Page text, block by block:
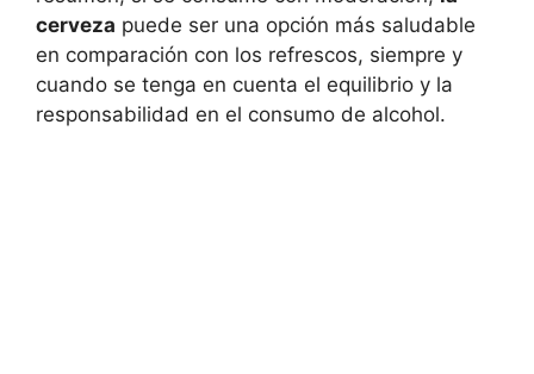
cerveza puede ser una opción más saludable
en comparación con los refrescos, siempre y
cuando se tenga en cuenta el equilibrio y la
responsabilidad en el consumo de alcohol.